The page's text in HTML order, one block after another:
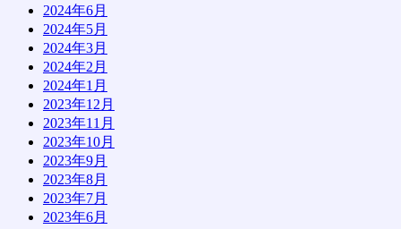
2024年6月
2024年5月
2024年3月
2024年2月
2024年1月
2023年12月
2023年11月
2023年10月
2023年9月
2023年8月
2023年7月
2023年6月